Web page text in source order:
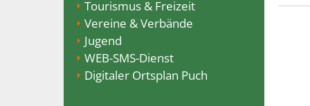
Tourismus & Freizeit
Vereine & Verbände
Jugend
WEB-SMS-Dienst
Digitaler Ortsplan Puch